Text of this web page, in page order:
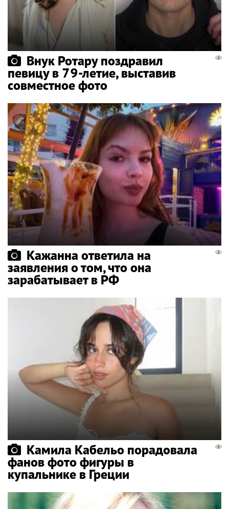
Внук Ротару поздравил
певицу в 79-летие, выставив
совместное фото
Кажанна ответила на
заявления о том, что она
зарабатывает в РФ
Камила Кабельо порадовала
фанов фото фигуры в
купальнике в Греции